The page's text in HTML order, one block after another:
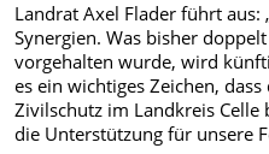
Landrat Axel Flader führt
Synergien. Was bisher
vorgehalten wurde, wird
es ein wichtiges Zeichen,
Zivilschutz im Landkreis
die Unterstützung für unsere